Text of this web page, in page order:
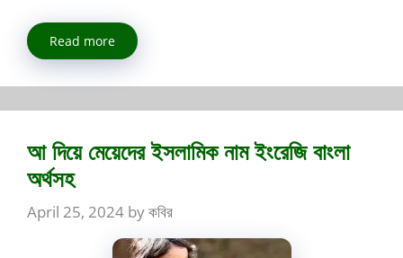
Read more
আ দিয়ে মেয়েদের ইসলামিক নাম ইংরেজি বাংলা
অর্থসহ
April 25, 2024 byকবির